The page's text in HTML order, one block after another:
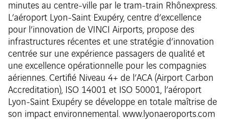
minutes au centre-ville par le tram-train Rhônexpress.
L’aéroport Lyon-Saint Exupéry, centre d’excellence
pour l’innovation de VINCI Airports, propose des
infrastructures récentes et une stratégie d’innovation
centrée sur une expérience passagers de qualité et
une excellence opérationnelle pour les compagnies
aériennes. Certifié Niveau 4+ de l’ACA (Airport Carbon
Accreditation), ISO 14001 et ISO 50001, l’aéroport
Lyon-Saint Exupéry se développe en totale maîtrise de
son impact environnemental. www.lyonaeroports.com